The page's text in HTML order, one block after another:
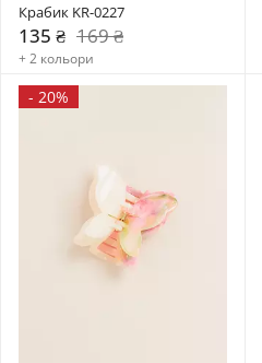
Крабик KR-0227
135 ₴ 169 ₴
+ 2 кольори
- 20%